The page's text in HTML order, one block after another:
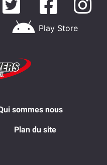
Play Store
sommes nous
Plan du site